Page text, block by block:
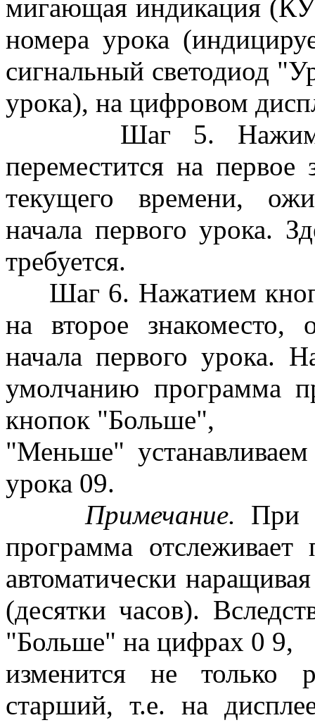
мигающая индикация
номера урока
сигнальный светодиод
урока), на цифровом
Шаг 5.
переместится на первое
текущего времени,
начала первого урока.
требуется.
Шаг 6. Нажатием
на второе знакоместо,
начала первого урока.
умолчанию программа
кнопок "Больше",
"Меньше"
урока 09.
Примечание. При
программа
автоматически
(десятки часов).
"Больше" на цифрах 0 9,
изменится не только
старший, т.е. на